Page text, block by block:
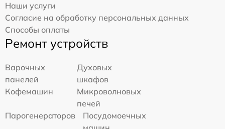
Наши услуги
Согласие на обработку персональных данных
Способы оплаты
Ремонт устройств
Варочных
панелей
Духовых
шкафов
Кофемашин
Микроволновых
печей
Парогенераторов
Посудомоечных